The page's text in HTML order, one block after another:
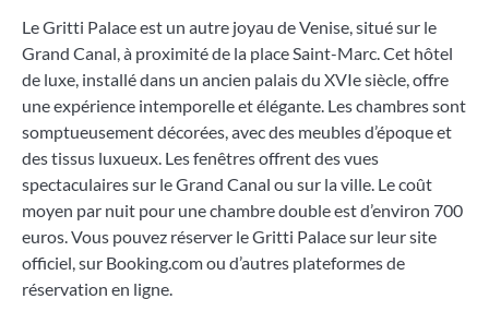
Le Gritti Palace est un autre joyau de Venise, situé sur le
Grand Canal, à proximité de la place Saint-Marc. Cet hôtel
de luxe, installé dans un ancien palais du XVIe siècle, offre
une expérience intemporelle et élégante. Les chambres sont
somptueusement décorées, avec des meubles d’époque et
des tissus luxueux. Les fenêtres offrent des vues
spectaculaires sur le Grand Canal ou sur la ville. Le coût
moyen par nuit pour une chambre double est d’environ 700
euros. Vous pouvez réserver le Gritti Palace sur leur site
officiel, sur Booking.com ou d’autres plateformes de
réservation en ligne.